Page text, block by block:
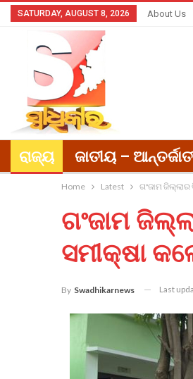
SATURDAY, AUGUST 8, 2026 About Us
ରାଜ୍ୟ ଜାତୀୟ –
Home Latest ଗଂଜାମ
ଗଂଜାମ
ସମୀକ୍ଷା
By Swadhikarnews Last